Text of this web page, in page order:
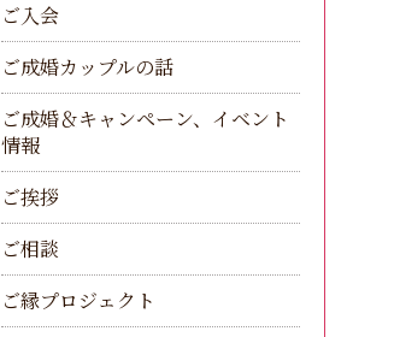
ご入会
ご成婚カップルの話
ご成婚＆キャンペーン、イベント
情報
ご挨拶
ご相談
ご縁プロジェクト